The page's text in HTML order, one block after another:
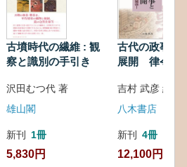
古墳時代の繊維 : 観
察と識別の手引き
沢田むつ代 著
雄山閣
新刊 1冊
5,830円
古代の政事と
展開 律令・
吉村 武彦 編集
八木書店
新刊 4冊
12,100円